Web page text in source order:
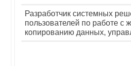
Разработчик системных
пользователей по работе с
копированию данных,